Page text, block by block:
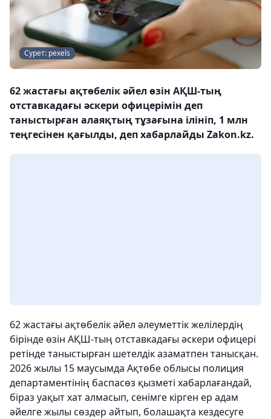
Сурет: pexels
62 жастағы ақтөбелік әйел өзін АҚШ-тың
отставкадағы әскери офицерімін деп
таныстырған алаяқтың тұзағына ілініп, 1 млн
теңгесінен қағылды, деп хабарлайды Zakon.kz.
62 жастағы ақтөбелік әйел әлеуметтік желілердің
бірінде өзін АҚШ-тың отставкадағы әскери офицері
ретінде таныстырған шетелдік азаматпен танысқан.
2026 жылы 15 маусымда Ақтөбе облысы полиция
департаментінің баспасөз қызметі хабарлағандай,
біраз уақыт хат алмасып, сенімге кірген ер адам
әйелге жылы сөздер айтып, болашақта кездесуге